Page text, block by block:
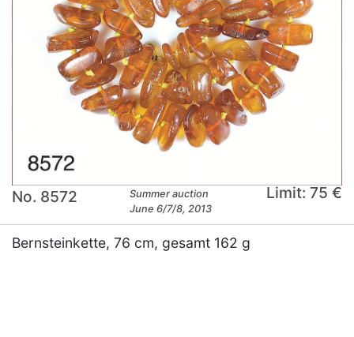
No. 8572
Summer auction
June 6/7/8, 2013
Limit: 75 €
Bernsteinkette, 76 cm, gesamt 162 g